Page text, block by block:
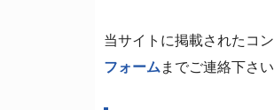
当サイトに掲載されたコ
フォーム までご連絡下さ